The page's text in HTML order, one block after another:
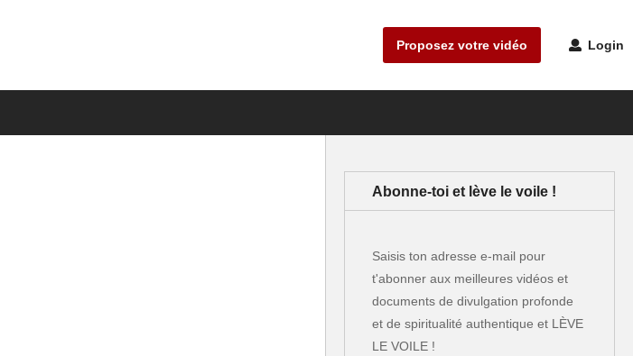
Proposez votre vidéo Login
Abonne-toi et lève le voile !
Saisis ton adresse e-mail pour
t'abonner aux meilleures vidéos et
documents de divulgation profonde
et de spiritualité authentique et LÈVE
LE VOILE !